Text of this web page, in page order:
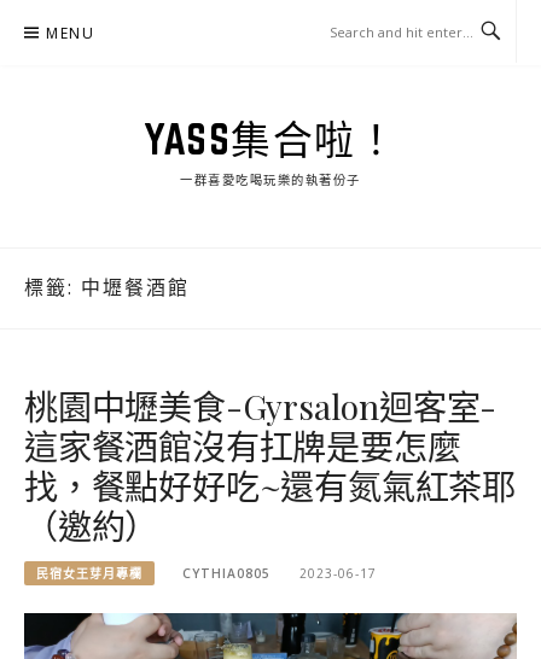
MENU
YASS集合啦！
一群喜愛吃喝玩樂的執著份子
標籤: 中壢餐酒館
桃園中壢美食-Gyrsalon迴客室-
這家餐酒館沒有扛牌是要怎麼
找，餐點好好吃~還有氮氣紅茶耶
（邀約）
民宿女王芽月專欄 CYTHIA0805 2023-06-17